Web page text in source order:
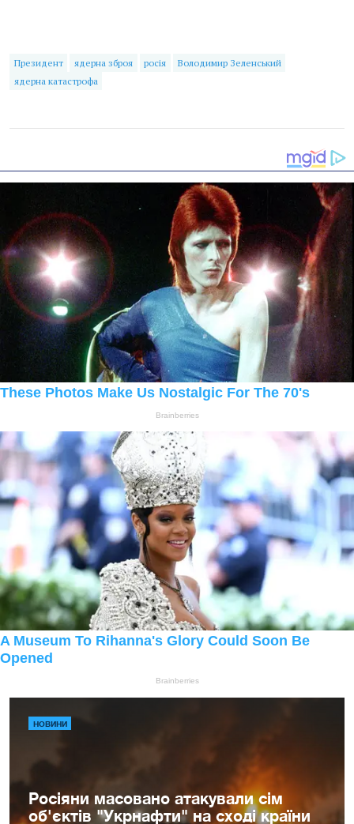
Президент ядерна зброя росія
Володимир Зеленський
ядерна катастрофа
НОВИНИ
Росіяни масовано атакували сім
об'єктів "Укрнафти" на сході країни